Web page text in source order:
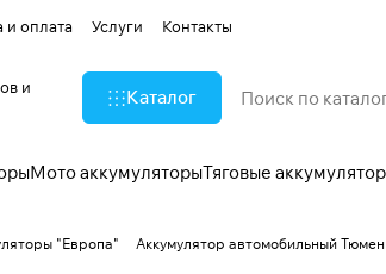
и оплата Услуги Контакты
и
Каталог
Мото аккумуляторыТяговые
"Европа" Аккумулятор автомобильный